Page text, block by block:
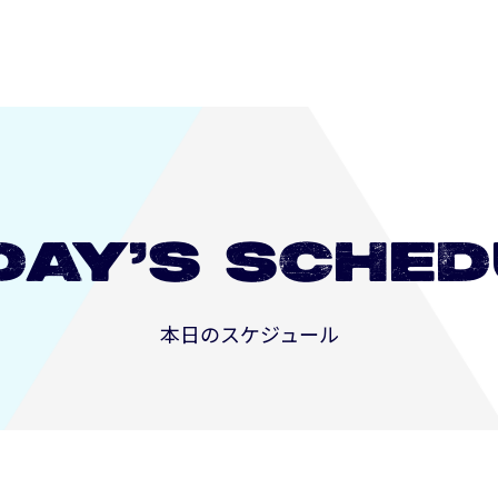
本日のスケジュール